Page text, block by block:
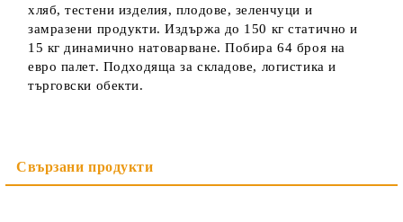
хляб, тестени изделия, плодове, зеленчуци и
замразени продукти. Издържа до 150 кг статично и
15 кг динамично натоварване. Побира 64 броя на
евро палет. Подходяща за складове, логистика и
търговски обекти.